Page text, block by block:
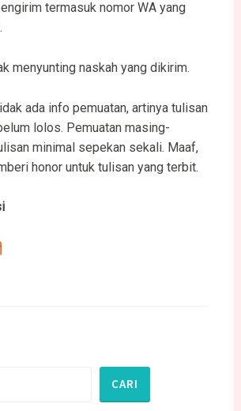
termasuk nomor WA yang
menyunting naskah yang dikirim.
ada info pemuatan, artinya tulisan
lolos. Pemuatan masing-
minimal sepekan sekali. Maaf,
honor untuk tulisan yang terbit.
CARI